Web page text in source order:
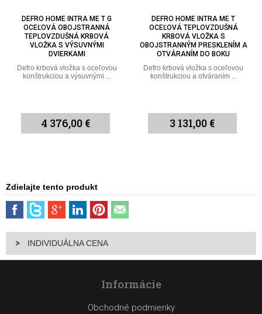
ME T G
KRBOVÁ
s oceľovou
...
DEFRO HOME INTRA ME T
OCEĽOVÁ TEPLOVZDUŠNÁ
KRBOVÁ VLOŽKA S
OBOJSTRANNÝM PRESKLENÍM A
OTVÁRANÍM DO BOKU
Defro krbová vložka s oceľovou
konštrukciou a otváraním ...
DEFRO HOME
OBOJSTRANNÁ
TEPLOVZDUŠNÁ
VLOŽKA S
oceľovou
Zdielajte tento produkt
INDIVIDUÁLNA CENA
Informácie
Obchodné podmienky